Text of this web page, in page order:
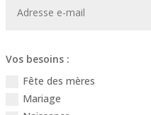
Vos besoins :
Fête des mères
Mariage